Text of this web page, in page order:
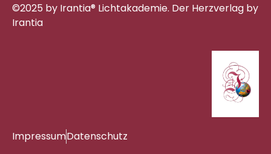
©2025 by Irantia® Lichtakademie. Der Herzverlag by
Irantia
ImpressumDatenschutz